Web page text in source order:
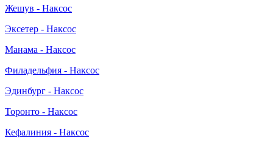
Жешув - Наксос
Эксетер - Наксос
Манама - Наксос
Филадельфия - Наксос
Эдинбург - Наксос
Торонто - Наксос
Кефалиния - Наксос